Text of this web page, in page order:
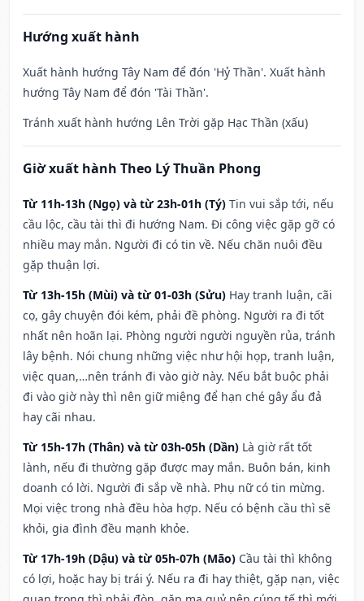
Hướng xuất hành
Xuất hành hướng Tây Nam để đón 'Hỷ Thần'. Xuất hành
hướng Tây Nam để đón 'Tài Thần'.
Tránh xuất hành hướng Lên Trời gặp Hạc Thần (xấu)
Giờ xuất hành Theo Lý Thuần Phong
Từ 11h-13h (Ngọ) và từ 23h-01h (Tý) Tin vui sắp tới, nếu
cầu lộc, cầu tài thì đi hướng Nam. Đi công việc gặp gỡ có
nhiều may mắn. Người đi có tin về. Nếu chăn nuôi đều
gặp thuận lợi.
Từ 13h-15h (Mùi) và từ 01-03h (Sửu) Hay tranh luận, cãi
cọ, gây chuyện đói kém, phải đề phòng. Người ra đi tốt
nhất nên hoãn lại. Phòng người người nguyền rủa, tránh
lây bệnh. Nói chung những việc như hội họp, tranh luận,
việc quan,…nên tránh đi vào giờ này. Nếu bắt buộc phải
đi vào giờ này thì nên giữ miệng để hạn ché gây ẩu đả
hay cãi nhau.
Từ 15h-17h (Thân) và từ 03h-05h (Dần) Là giờ rất tốt
lành, nếu đi thường gặp được may mắn. Buôn bán, kinh
doanh có lời. Người đi sắp về nhà. Phụ nữ có tin mừng.
Mọi việc trong nhà đều hòa hợp. Nếu có bệnh cầu thì sẽ
khỏi, gia đình đều mạnh khỏe.
Từ 17h-19h (Dậu) và từ 05h-07h (Mão) Cầu tài thì không
có lợi, hoặc hay bị trái ý. Nếu ra đi hay thiệt, gặp nạn, việc